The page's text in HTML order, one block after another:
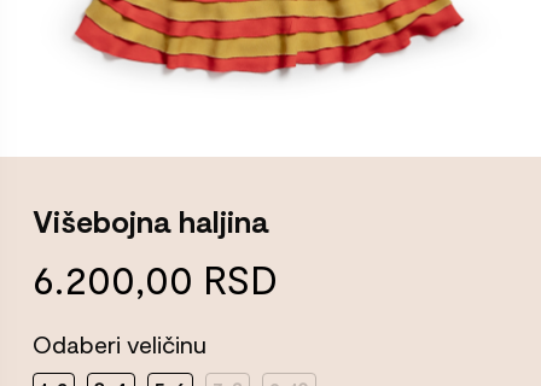
Višebojna haljina
6.200,00 RSD
Odaberi veličinu